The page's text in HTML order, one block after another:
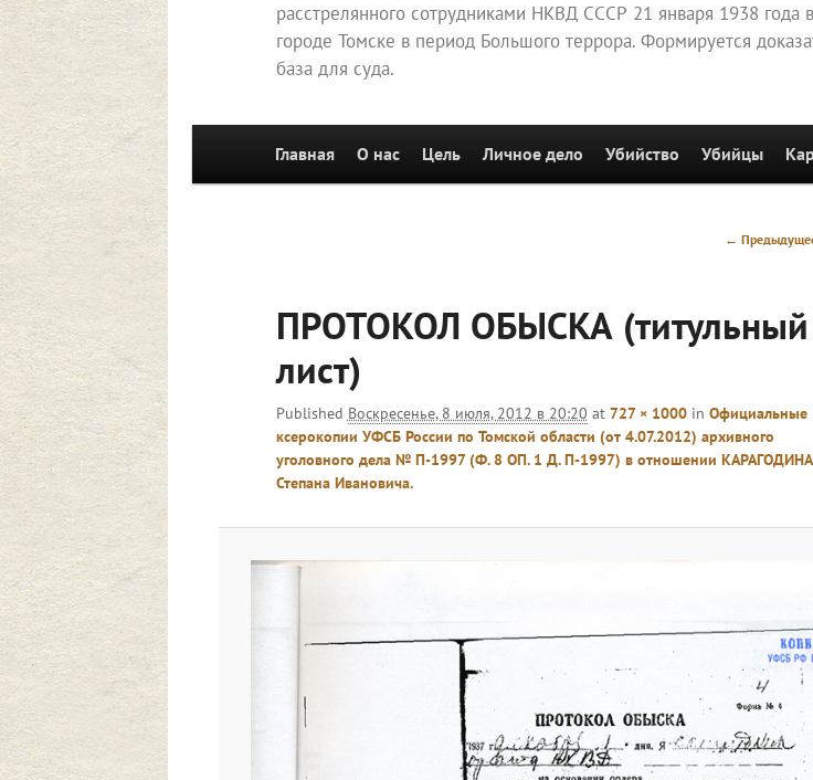
расстрелянного сотрудниками НКВД СССР 21 января 1938 года
городе Томске в период Большого террора. Формируется
база для суда.
Перейти к основному содержимому
Главная О нас Цель Личное дело Убийство Убийцы
Навигация
←
ПРОТОКОЛ ОБЫСКА (титульный
лист)
Published Воскресенье, 8 июля, 2012 в 20:20 at 727 × 1000in Официальные
ксерокопии УФСБ России по Томской области (от 4.07.2012) архивного
уголовного дела № П-1997 (Ф. 8 ОП. 1 Д. П-1997) в отношении КАРАГОДИНА
Степана Ивановича.